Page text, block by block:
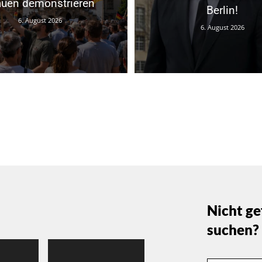
demonstrieren
6. August 2026
Berlin!
6. August 2026
Nicht
suchen?